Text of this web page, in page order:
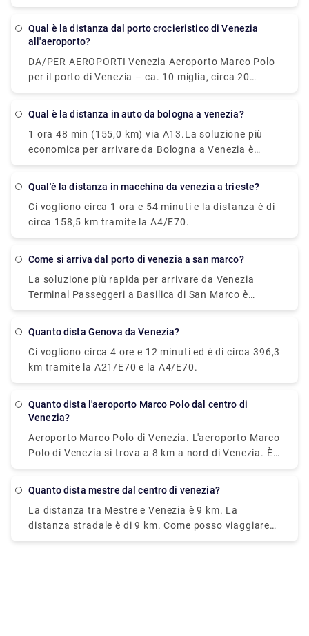
principali opzioni aeroportuali. Vale a dire,
di Treviso (TSF). L'Aeroporto Marco Polo di Venezia
parte dei viaggiatori diretti a Venezia passerà
attraverso i suoi terminal.
Qual è la distanza dal porto crocieristico di Venezia
all'aeroporto?
DA/PER AEROPORTI Venezia Aeroporto Marco Polo
per il porto di Venezia – ca. 10 miglia, circa 20
minuti di auto. Il porto è raggiungibile anche via
Qual è la distanza in auto da bologna a venezia?
1 ora 48 min (155,0 km) via A13.La soluzione più
economica per arrivare da Bologna a Venezia è
Ridesharing che costa €9 e impiega 2h 4min.
qual'è la distanza in macchina da venezia a trieste?
Ci vogliono circa 1 ora e 54 minuti e la distanza è di
circa 158,5 km tramite la A4/E70.
come si arriva dal porto di venezia a san marco?
La soluzione più rapida per arrivare da Venezia
Terminal Passeggeri a Basilica di San Marco è
traghetto, costa €8 e impiega 33 min. C'è un
Basilica di San Marco? Si, c'è un traghetto diretto in
partenza da P. le Roma "B" e in arrivo a San Marco-
San Zaccaria "F".
Quanto dista Genova da Venezia?
Ci vogliono circa 4 ore e 12 minuti ed è di circa 396,3
km tramite la A21/E70 e la A4/E70.
Quanto dista l'aeroporto Marco Polo dal centro di
Venezia?
Aeroporto Marco Polo di Venezia. L'aeroporto Marco
Polo di Venezia si trova a 8 km a nord di Venezia. È
l'aeroporto internazionale di Venezia con il maggior
Venezia si trova a circa 8 km a nord di Venezia.
quanto dista mestre dal centro di venezia?
La distanza tra Mestre e Venezia è 9 km. La
distanza stradale è di 9 km. Come posso viaggiare
da Mestre a Venezia senza auto? La soluzione